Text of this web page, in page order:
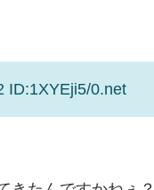
ID:1XYEji5/0.net